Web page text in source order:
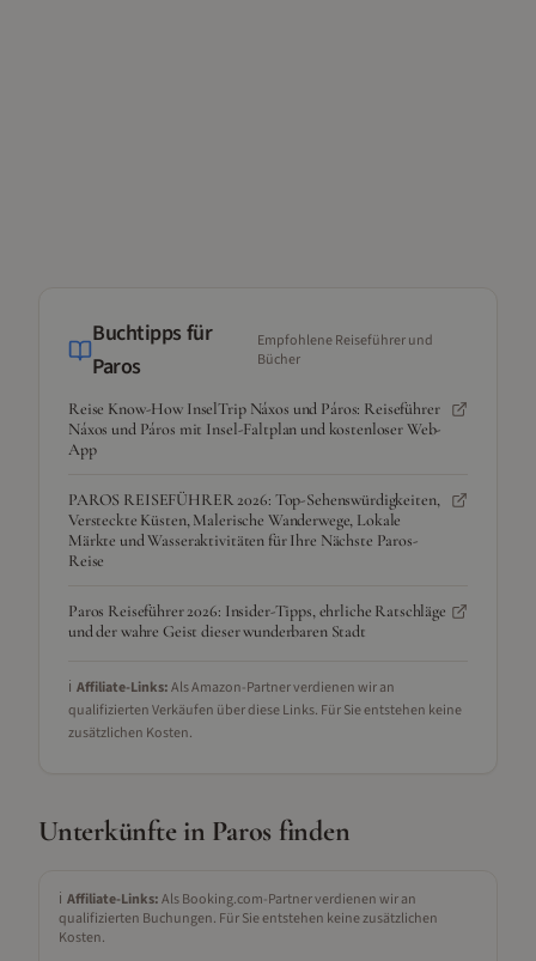
Buchtipps für
Paros
Empfohlene Reiseführer und
Bücher
Reise Know-How InselTrip Náxos und Páros: Reiseführer
Náxos und Páros mit Insel-Faltplan und kostenloser Web-
App
PAROS REISEFÜHRER 2026: Top-Sehenswürdigkeiten,
Versteckte Küsten, Malerische Wanderwege, Lokale
Märkte und Wasseraktivitäten für Ihre Nächste Paros-
Reise
Paros Reiseführer 2026: Insider-Tipps, ehrliche Ratschläge
und der wahre Geist dieser wunderbaren Stadt
ℹ️ Affiliate-Links:Als Amazon-Partner verdienen wir an
qualifizierten Verkäufen über diese Links. Für Sie entstehen keine
zusätzlichen Kosten.
Unterkünfte in Paros finden
ℹ️ Affiliate-Links:Als Booking.com-Partner verdienen wir an
qualifizierten Buchungen. Für Sie entstehen keine zusätzlichen
Kosten.